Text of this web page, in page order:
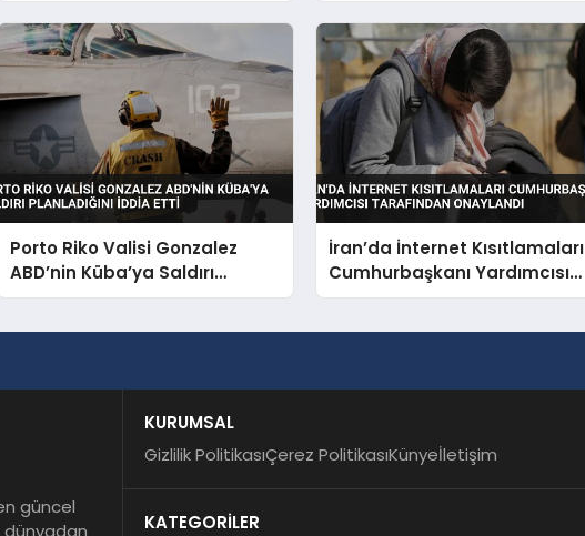
Uçuracağız
Porto Riko Valisi Gonzalez
ABD’nin Küba’ya Saldırı
Planladığını İddia Etti
İran’da İnternet Kısıtlamaları
Cumhurbaşkanı Yardımcısı
Tarafından Onaylandı
güncel
dünyadan
KURUMSAL
Gizlilik PolitikasıÇerez PolitikasıKünyeİletişim
KATEGORİLER